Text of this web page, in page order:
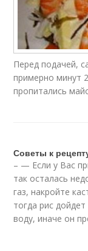
Перед подачей,
примерно минут
пропитались
Советы к
– — Если у Вас
так осталась
газ, накройте
тогда рис
воду, иначе он